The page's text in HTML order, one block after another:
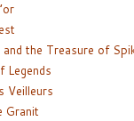
and the Treasure of
Legends
Veilleurs
Granit